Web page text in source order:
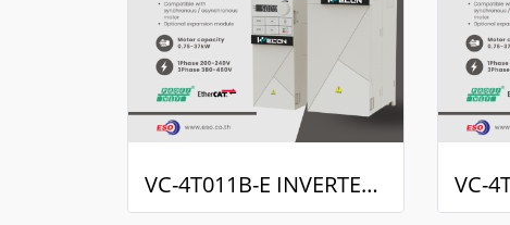
VC-4T011B-E INVERTER DRIVE (3Phase 380VAC / 11kW , 15H.P.)